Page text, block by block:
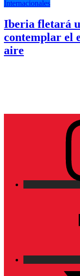
Internacionales
Iberia fletará
contemplar el
aire